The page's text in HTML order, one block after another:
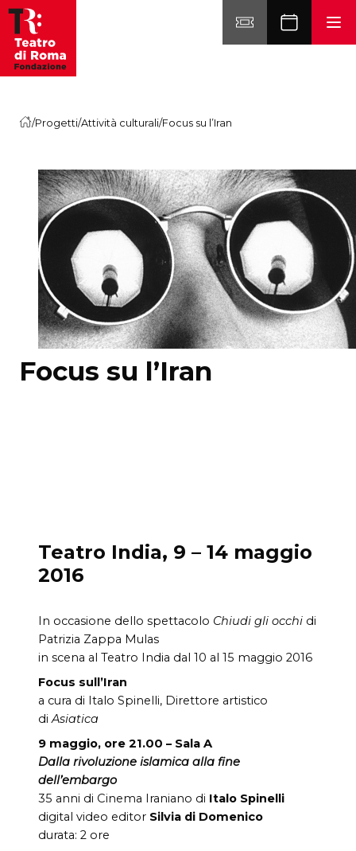
Vai al contenuto
/Progetti/Attività culturali/Focus su l’Iran
Focus su l’Iran
Teatro India, 9 – 14 maggio
2016
In occasione dello spettacolo Chiudi gli occhi di
Patrizia Zappa Mulas
in scena al Teatro India dal 10 al 15 maggio 2016
Focus sull’Iran
a cura di Italo Spinelli, Direttore artistico
diAsiatica
9 maggio, ore 21.00 – Sala A
Dalla rivoluzione islamica alla fine
dell’embargo
35 anni di Cinema Iraniano di Italo Spinelli
digital video editor Silvia di Domenico
durata: 2 ore